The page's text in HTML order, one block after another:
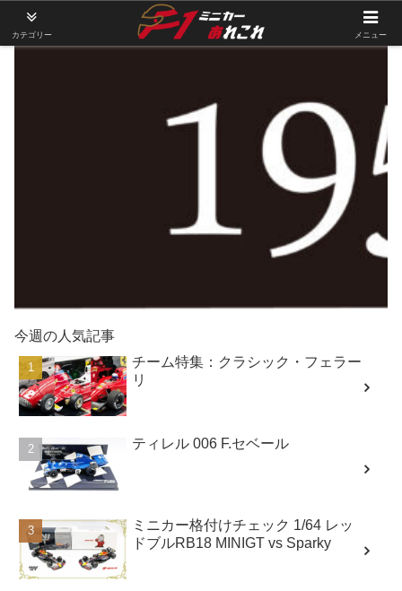
今週の人気記事
チーム特集：クラシック・フェラー
リ
ティレル 006 F.セベール
ミニカー格付けチェック 1/64 レッ
ドブルRB18 MINIGT vs Sparky
カテゴリー メニュー